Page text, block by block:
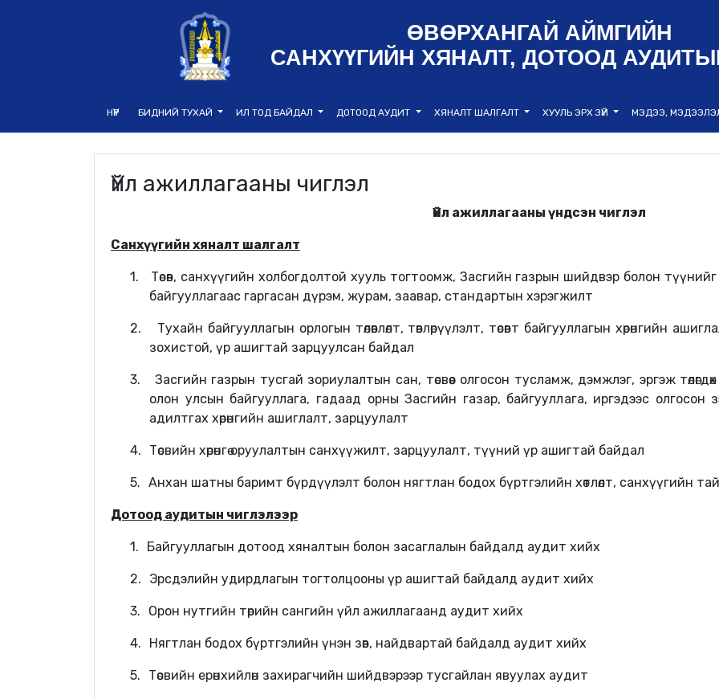
ӨВӨРХАНГАЙ АЙМГИЙН
САНХҮҮГИЙН ХЯНАЛТ, ДОТООД
НҮҮР БИДНИЙ ТУХАЙ ИЛ ТОД БАЙДАЛ ДОТООД АУДИТ ХЯНАЛТ ШАЛГАЛТ ХУУЛЬ ЭРХ ЗҮЙ МЭДЭЭ,
Үйл ажиллагааны чиглэл
Үйл ажиллагааны үндсэн чиглэл
Санхүүгийн хяналт шалгалт
1. Төсөв, санхүүгийн холбогдолтой хууль тогтоомж, Засгийн газрын шийдвэр болон
байгууллагаас гаргасан дүрэм, журам, заавар, стандартын хэрэгжилт
2. Тухайн байгууллагын орлогын төлөвлөлт, төвлөрүүлэлт, төсөвт байгууллагынхөрөнгийн
зохистой, үр ашигтай зарцуулсан байдал
3.
Засгийн газрын тусгай зориулалтын сан, төсвөөс олгосон тусламж, дэмжлэг, эргэж төлөгдөх
олон улсын байгууллага, гадаад орны Засгийн газар, байгууллага, иргэдээс олгосон
адилтгах хөрөнгийн ашиглалт, зарцуулалт
4. Төсвийн хөрөнгө оруулалтын санхүүжилт, зарцуулалт, түүний үр ашигтай байдал
5. Анхан шатны баримт бүрдүүлэлт болон нягтлан бодох бүртгэлийн хөтлөлт, санхүүгийн
Дотоод аудитын чиглэлээр
1. Байгууллагын дотоод хяналтын болон засаглалын байдалд аудит хийх
2. Эрсдэлийн удирдлагын тогтолцооны үр ашигтай байдалд аудит хийх
3. Орон нутгийн төрийн сангийн үйл ажиллагаанд аудит хийх
4. Нягтлан бодох бүртгэлийн үнэн зөв, найдвартай байдалд аудит хийх
5. Төсвийн ерөнхийлөн захирагчийн шийдвэрээр тусгайлан явуулах аудит